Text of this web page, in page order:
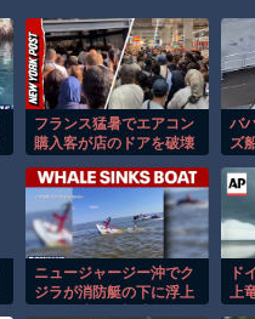
フランス猛暑でエアコン
購入客が店のドアを破壊
バ
ズ
ニュージャージー沖でク
ジラが消防艇の下に浮上
ド
上